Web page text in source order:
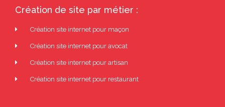
Création de site par métier :
Création site internet pour maçon
Création site internet pour avocat
Création site internet pour artisan
Création site internet pour restaurant